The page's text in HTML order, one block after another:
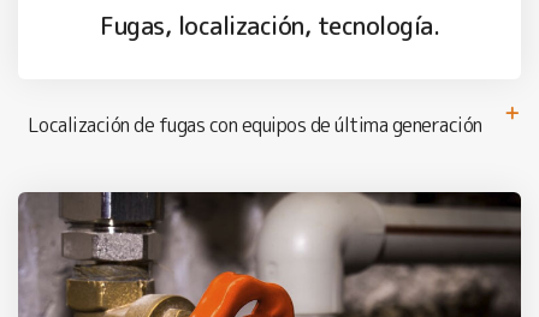
Fugas, localización, tecnología.
Localización de fugas con equipos de última generación